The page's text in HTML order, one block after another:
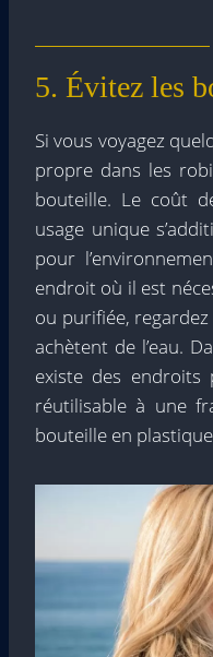
5. Évitez les
Si vous voyagez
propre dans les
bouteille. Le coût
usage unique
pour
endroit où il est
ou purifiée,
achètent de l’eau.
existe des
réutilisable à une
bouteille en